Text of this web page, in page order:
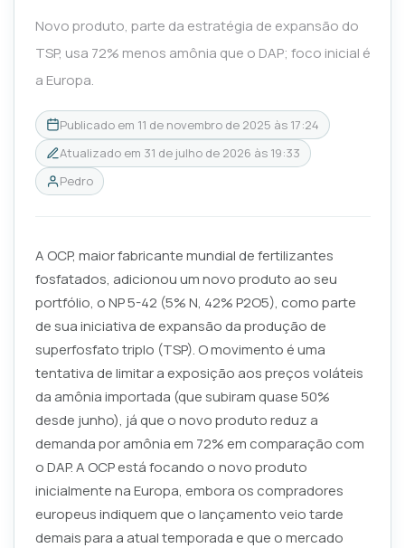
Novo produto, parte da estratégia de expansão do
TSP, usa 72% menos amônia que o DAP; foco inicial é
a Europa.
Publicado em 11 de novembro de 2025 às 17:24
Atualizado em 31 de julho de 2026 às 19:33
Pedro
A OCP, maior fabricante mundial de fertilizantes
fosfatados, adicionou um novo produto ao seu
portfólio, o NP 5-42 (5% N, 42% P2O5), como parte
de sua iniciativa de expansão da produção de
superfosfato triplo (TSP). O movimento é uma
tentativa de limitar a exposição aos preços voláteis
da amônia importada (que subiram quase 50%
desde junho), já que o novo produto reduz a
demanda por amônia em 72% em comparação com
o DAP. A OCP está focando o novo produto
inicialmente na Europa, embora os compradores
europeus indiquem que o lançamento veio tarde
demais para a atual temporada e que o mercado